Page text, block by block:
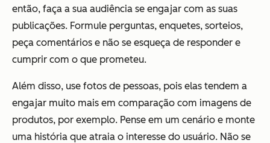
então, faça a sua audiência se engajar com as suas
publicações. Formule perguntas, enquetes, sorteios,
peça comentários e não se esqueça de responder e
cumprir com o que prometeu.
Além disso, use fotos de pessoas, pois elas tendem a
engajar muito mais em comparação com imagens de
produtos, por exemplo. Pense em um cenário e monte
uma história que atraia o interesse do usuário. Não se